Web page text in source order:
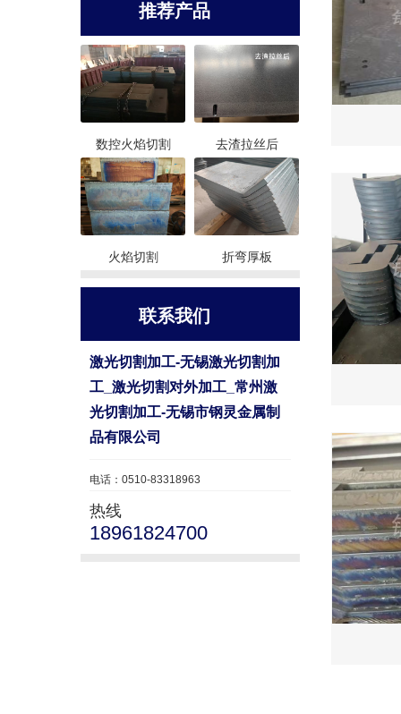
推荐产品
数控火焰切割 去渣拉丝后
火焰切割 折弯厚板
联系我们
激光切割加工-无锡激光切割加
工_激光切割对外加工_常州激
光切割加工-无锡市钢灵金属制
品有限公司
电话：0510-83318963
热线
18961824700